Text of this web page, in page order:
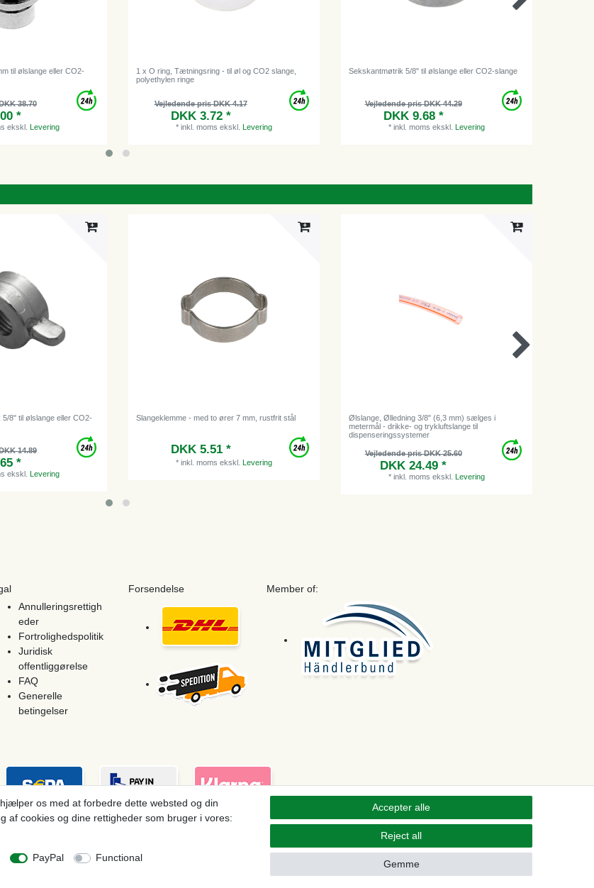
til ølslange eller CO2-
38.70
*
ekskl. Levering
1 x O ring, Tætningsring - til øl og CO2 slange,
polyethylen ringe
Vejledende pris DKK 4.17
DKK 3.72 *
* inkl. moms ekskl. Levering
Sekskantmøtrik 5/8" til ølslange eller CO2-slange
Vejledende pris DKK 44.29
DKK 9.68 *
* inkl. moms ekskl. Levering
8" til ølslange eller CO2-
14.89
*
ekskl. Levering
Slangeklemme - med to ører 7 mm, rustfrit stål
DKK 5.51 *
* inkl. moms ekskl. Levering
Ølslange, Ølledning 3/8" (6,3 mm) sælges i
metermål - drikke- og trykluftslange til
dispenseringssystemer
Vejledende pris DKK 25.60
DKK 24.49 *
* inkl. moms ekskl. Levering
Annulleringsrettigh
eder
Fortrolighedspolitik
Juridisk
offentliggørelse
FAQ
Generelle
betingelser
Forsendelse Member of:
Kontakt
os med at forbedre dette websted og din
af cookies og dine rettigheder som bruger i vores:
PayPal
Functional
Accepter alle
Reject all
Gemme